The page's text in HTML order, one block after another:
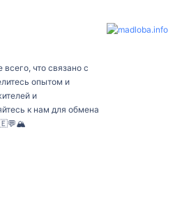
что связано с
опытом и
и
к нам для обмена